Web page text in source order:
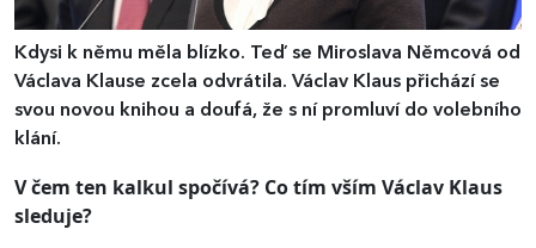
Kdysi k němu měla blízko. Teď se Miroslava Němcová od
Václava Klause zcela odvrátila. Václav Klaus přichází se
svou novou knihou a doufá, že s ní promluví do volebního
klání.
V čem ten kalkul spočívá? Co tím vším Václav Klaus
sleduje?